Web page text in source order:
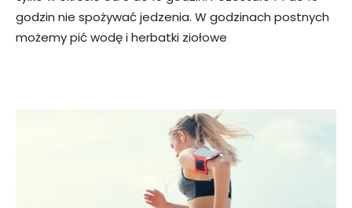
godzin nie spożywać jedzenia. W godzinach postnych
możemy pić wodę i herbatki ziołowe